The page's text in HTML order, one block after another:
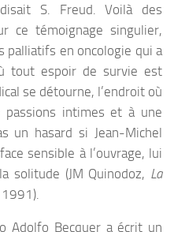
S. Freud. Voilà des
ce témoignage singulier,
palliatifs en oncologie qui a
tout espoir de survie est
se détourne, l’endroit où
passions intimes et à une
un hasard si Jean-Michel
sensible à l’ouvrage, lui
solitude (JM Quinodoz, La
Adolfo Becquer a écrit un